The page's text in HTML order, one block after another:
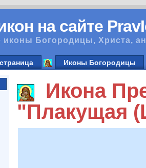
на сайте
иконы Богородицы, Христа,
Иконы Богородицы
Икона
"Плакущая